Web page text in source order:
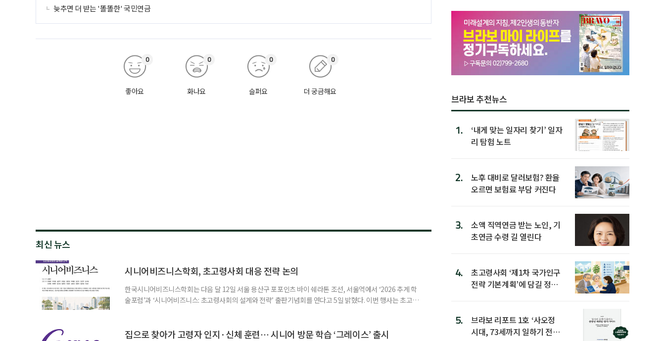
늦추면 더 받는 '똘똘한' 국민연금
좋아요
0
화나요
0
슬퍼요
0
더 궁금해요
0
최신 뉴스
시니어비즈니스학회, 초고령사회 대응 전략 논의
한국시니어비즈니스학회는 다음 달 12일 서울 용산구 포포인츠 바이 쉐라톤 조선, 서울역에서 ‘2026 추계 학
술포럼’과 ‘시니어비즈니스: 초고령사회의 설계와 전략’ 출판기념회를 연다고 5일 밝혔다. 이번 행사는 초고령
계하다’를 주제로 기조강연을 한다. 이어 공동저자들이 돌봄과 금융, 헬스케어, 여가, 식품, 디지털 기술 등
집으로 찾아가 고령자 인지·신체 훈련… 시니어 방문 학습 ‘그레이스’ 출시
브라보 추천뉴스
1.
‘내게 맞는 일자리 찾기’ 일자
리 탐험 노트
2.
노후 대비로 달러보험? 환율
오르면 보험료 부담 커진다
3.
소액 직역연금 받는 노인, 기
초연금 수령 길 열린다
4.
초고령사회 ‘제1차 국가인구
전략 기본계획’에 담길 정책
5.
브라보 리포트 1호 ‘사오정
시대, 73세까지 일하기 전략’